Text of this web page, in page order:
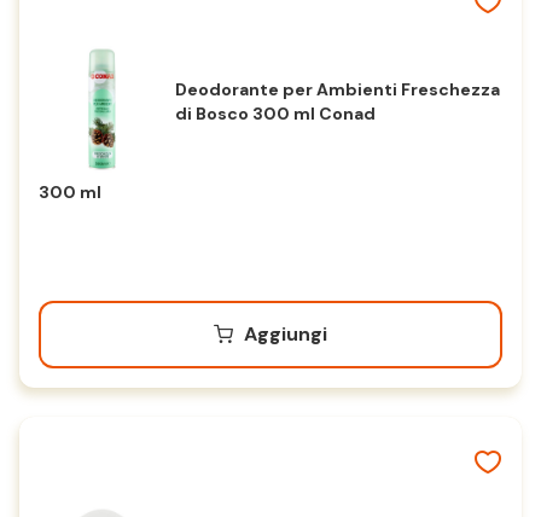
Deodorante per Ambienti Freschezza
di Bosco 300 ml Conad
300 ml
Aggiungi